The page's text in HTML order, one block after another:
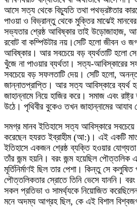
আসে সত্য থেকে বিচ্যুতি তথা পথভ্রষ্টতার
পাওয়া ও বিভ্রান্তু থেকে মুক্তির মাঝেই
সভ্যতার শ্রেষ্ঠ আবিষ্কার তাই উড়োজাহাজ,
রবোট বা কম্পিউটার নয়।সেটি হলো জীবন ও
আবিষ্কার। আর সবচেয়ে বড় ব্যর্থতাটি হলো
খুঁজে না পাওয়ার ব্যর্থতা। সত্য-আবিস্কারের
সবচেয়ে বড় সফলতাটি দেয়। সেটি হলো,
জান্নাতপ্রাপ্তি। আর সত্য আবিস্কারে ব্যর্থ
জাহান্নামে নিয়ে হাজির করে। সমাজ এবং
উঠে। পৃথিবীর বুকেও তখন জাহান্নামের আযাব
সমগ্র মানব ইতিহাসে সত্য আবিস্কারে সবচেয়ে
করেছেন হযরত ইব্রাহীম (আ:)। এই একটি
ইতিহাসে একজন শ্রেষ্ঠ ব্যক্তি হওয়ার
তাঁর জন্ম হয়নি। বরং জন্ম হয়েছিল পৌত্তলিক
মূর্তিনির্মাণই ছিল তার পেশা। কিন্তু সে কলুষিত
পৌত্তলিকতার স্রোতে তিনি ভেসে যাননি।
সকল প্রতিভা ও সামর্থ্যকে নিয়োজিত
মনে অদম্য আগ্রহ ছিল, কে এই বিশাল